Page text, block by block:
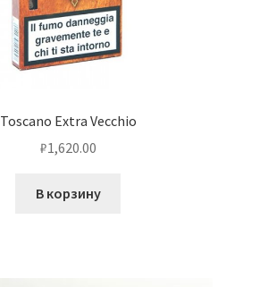
Toscano Extra Vecchio
₽1,620.00
В корзину